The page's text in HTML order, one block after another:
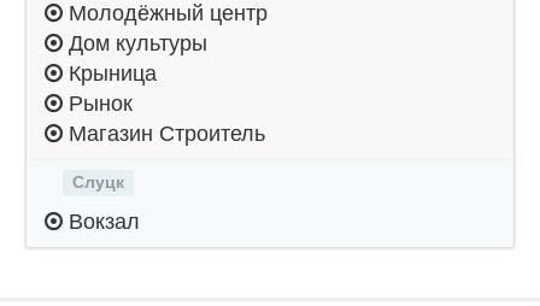
Молодёжный центр
Дом культуры
Крыница
Рынок
Магазин Строитель
Слуцк
Вокзал